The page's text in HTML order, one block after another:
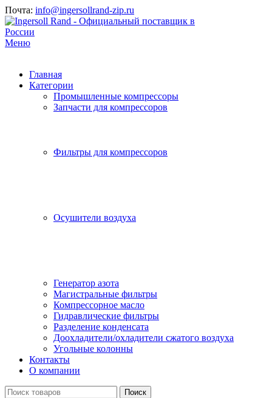
Почта: info@ingersollrand-zip.ru
Меню
Главная
Категории
Промышленные компрессоры
Запчасти для компрессоров
Фильтры для компрессоров
Осушители воздуха
Генератор азота
Магистральные фильтры
Компрессорное масло
Гидравлические фильтры
Разделение конденсата
Доохладители/охладители сжатого воздуха
Угольные колонны
Контакты
О компании
Поиск